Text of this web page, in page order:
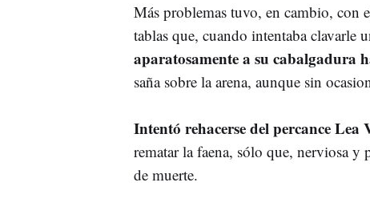
Más problemas tuvo, en cambio, con
tablas que, cuando intentaba clavarle
aparatosamente a su cabalgadura
saña sobre la arena, aunque sin
Intentó rehacerse del percance Lea
rematar la faena, sólo que, nerviosa y
de muerte.